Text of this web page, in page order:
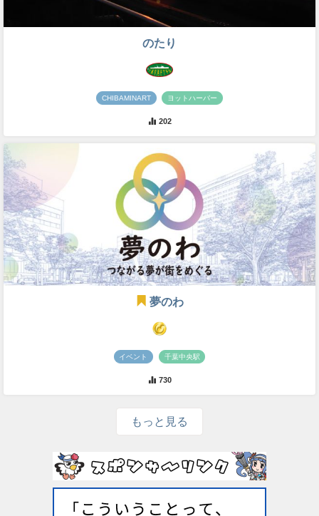
のたり
CHIBAMINART ヨットハーバー
202
夢のわ
イベント 千葉中央駅
730
もっと見る